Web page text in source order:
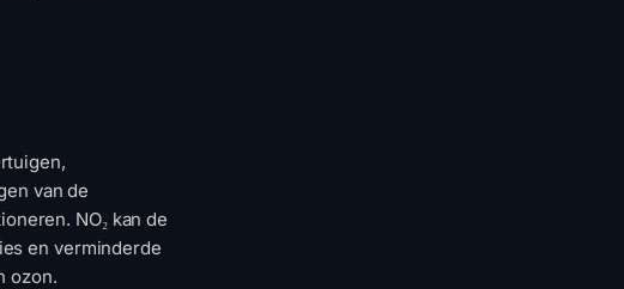
van de
NO₂ kan de
en verminderde
ozon.